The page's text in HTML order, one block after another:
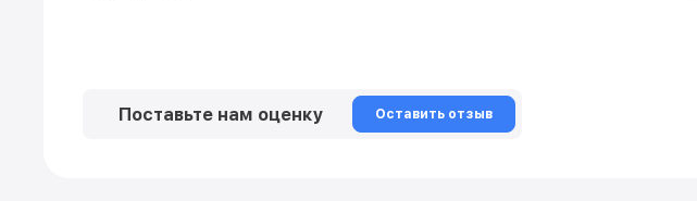
Поставьте нам оценку Оставить отзыв